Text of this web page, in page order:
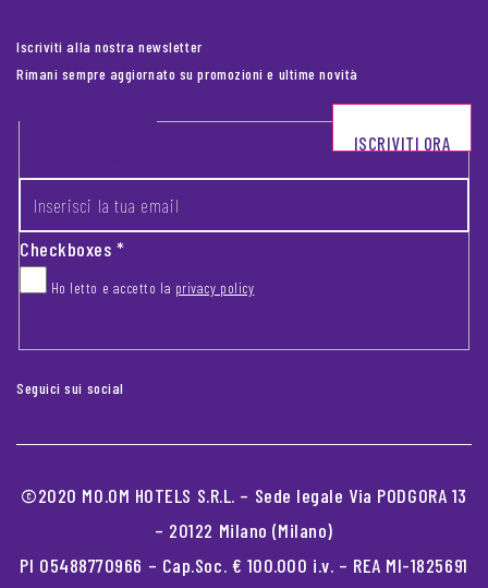
Iscriviti alla nostra newsletter
Rimani sempre aggiornato su promozioni e ultime novità
Footer newsletter
Checkboxes*
Ho letto e accetto la privacy policy
ISCRIVITI ORA
Seguici sui social
©2020 MO.OM HOTELS S.R.L. – Sede legale Via PODGORA 13
– 20122 Milano (Milano)
PI 05488770966 – Cap.Soc. € 100.000 i.v. – REA MI-1825691